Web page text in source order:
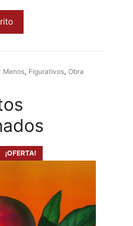
Menos, Figurativos, Obra
¡OFERTA!